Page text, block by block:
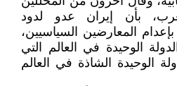
بأن إيران عدو لدود
المعارضين السياسيين،
الوحيدة في العالم التي
الوحيدة الشاذة في العالم